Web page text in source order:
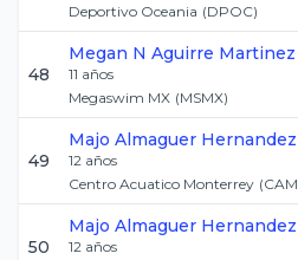
Deportivo Oceania (DPOC)
48
Megan N Aguirre Martinez
11 años
Megaswim MX (MSMX)
49
Majo Almaguer Hernandez
12 años
Centro Acuatico Monterrey (CAM
50
Majo Almaguer Hernandez
12 años